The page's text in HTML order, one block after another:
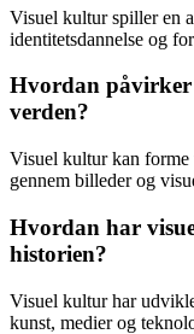
Visuel kultur spiller en
identitetsdannelse og
Hvordan påvirker
verden?
Visuel kultur kan forme
gennem billeder og
Hvordan har
historien?
Visuel kultur har
kunst, medier og